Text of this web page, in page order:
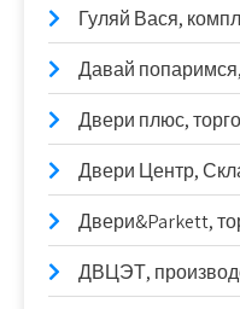
Гуляй Вася,
Давай
Двери плюс,
Двери Центр,
Двери&Parkett,
ДВЦЭТ,